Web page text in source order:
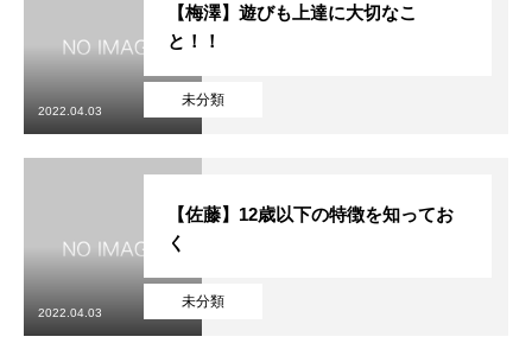
未分類
【梅澤】遊びも上達に大切なこ
と！！
2022.04.03
未分類
【佐藤】12歳以下の特徴を知ってお
く
2022.04.03